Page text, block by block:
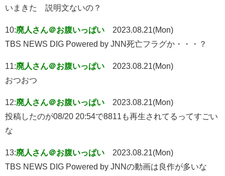
いまきた 説明文ないの？
10:廃人さん＠お腹いっぱい
2023.08.21(Mon)
TBS NEWS DIG Powered by JNN死亡フラグか・・・？
11:廃人さん＠お腹いっぱい
2023.08.21(Mon)
おつおつ
12:廃人さん＠お腹いっぱい
2023.08.21(Mon)
投稿したのが08/20 20:54で8811も再生されてるってすごい
な
13:廃人さん＠お腹いっぱい
2023.08.21(Mon)
TBS NEWS DIG Powered by JNNの動画は良作が多いな